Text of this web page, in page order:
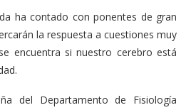
ha contado con ponentes de gran
la respuesta a cuestiones muy
encuentra si nuestro cerebro está
del Departamento de Fisiología